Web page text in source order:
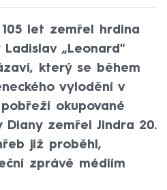
let zemřel hrdina
„Leonard"
který se během
vylodění v
okupované
Diany zemřel Jindra 20.
již proběhl,
zprávě médiím